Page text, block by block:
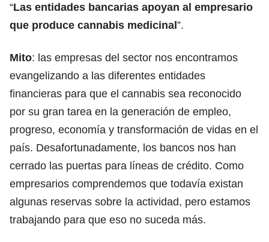
“Las entidades bancarias apoyan al empresario
que produce cannabis medicinal”.
Mito: las empresas del sector nos encontramos
evangelizando a las diferentes entidades
financieras para que el cannabis sea reconocido
por su gran tarea en la generación de empleo,
progreso, economía y transformación de vidas en el
país. Desafortunadamente, los bancos nos han
cerrado las puertas para líneas de crédito. Como
empresarios comprendemos que todavía existan
algunas reservas sobre la actividad, pero estamos
trabajando para que eso no suceda más.